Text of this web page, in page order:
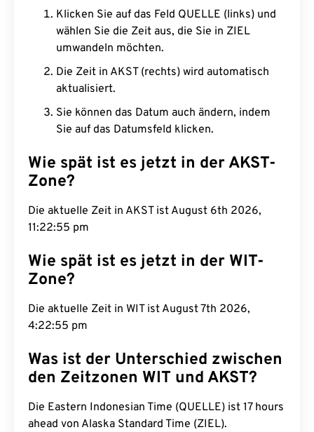
Klicken Sie auf das Feld QUELLE (links) und
wählen Sie die Zeit aus, die Sie in ZIEL
umwandeln möchten.
Die Zeit in AKST (rechts) wird automatisch
aktualisiert.
Sie können das Datum auch ändern, indem
Sie auf das Datumsfeld klicken.
Wie spät ist es jetzt in der AKST-
Zone?
Die aktuelle Zeit in AKST ist August 6th 2026,
11:22:56 pm
Wie spät ist es jetzt in der WIT-
Zone?
Die aktuelle Zeit in WIT ist August 7th 2026,
4:22:56 pm
Was ist der Unterschied zwischen
den Zeitzonen WIT und AKST?
Die Eastern Indonesian Time (QUELLE) ist 17 hours
ahead von Alaska Standard Time (ZIEL).